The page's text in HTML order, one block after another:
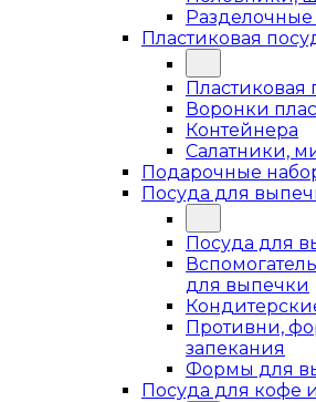
Разделочные
Пластиковая
Пластиковая
Воронки
Контейнера
Салатники,
Подарочные
Посуда для
Посуда для
для выпечки
Противни,
запекания
Формы для
Посуда для кофе